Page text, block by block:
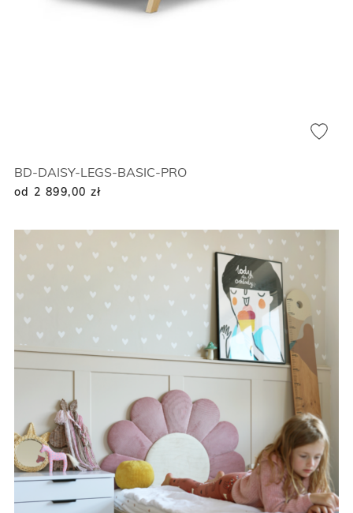
BD-DAISY-LEGS-BASIC-PRO
od 2 899,00 zł